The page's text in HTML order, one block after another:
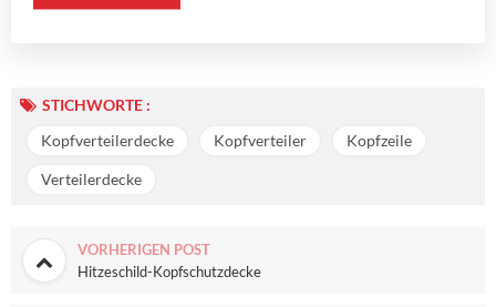
STICHWORTE :
Kopfverteilerdecke
Kopfverteiler Kopfzeile
Verteilerdecke
VORHERIGEN POST
Hitzeschild-Kopfschutzdecke